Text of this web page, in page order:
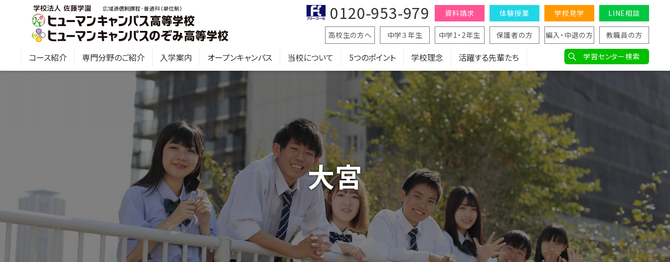
コース紹介 専門分野のご紹介 入学案内 オープンキャンパス 当校について 5つのポイント 学校理念 活躍する先輩たち
資料請求 体験授業 学校見学 LINE相談
高校生の方へ 中学３年生 中学1・2年生 保護者の方 編入・中退の方 教職員の方
学習センター検索
0120-953-979
大宮